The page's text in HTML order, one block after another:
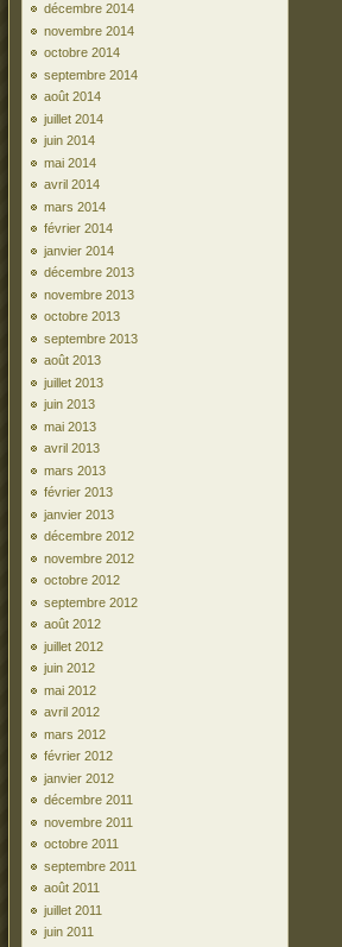
décembre 2014
novembre 2014
octobre 2014
septembre 2014
août 2014
juillet 2014
juin 2014
mai 2014
avril 2014
mars 2014
février 2014
janvier 2014
décembre 2013
novembre 2013
octobre 2013
septembre 2013
août 2013
juillet 2013
juin 2013
mai 2013
avril 2013
mars 2013
février 2013
janvier 2013
décembre 2012
novembre 2012
octobre 2012
septembre 2012
août 2012
juillet 2012
juin 2012
mai 2012
avril 2012
mars 2012
février 2012
janvier 2012
décembre 2011
novembre 2011
octobre 2011
septembre 2011
août 2011
juillet 2011
juin 2011